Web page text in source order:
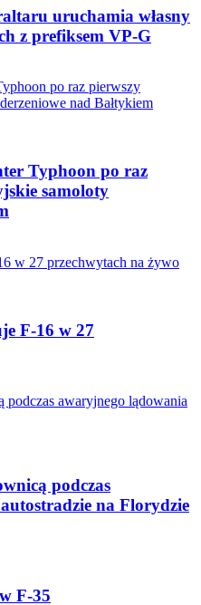
uruchamia własny
z prefiksem VP-G
Typhoon po raz
samoloty
F-16 w 27
podczas
na Florydzie
F-35